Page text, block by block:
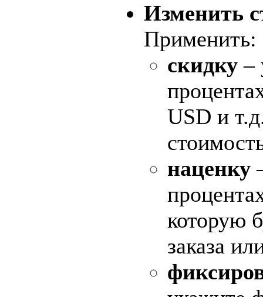
Изменить
Применить:
скидку –
USD и
наценку
которую
заказа